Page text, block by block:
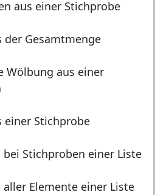
aus einer Stichprobe
der Gesamtmenge
Wölbung aus einer
einer Stichprobe
Stichproben einer Liste
Elemente einer Liste